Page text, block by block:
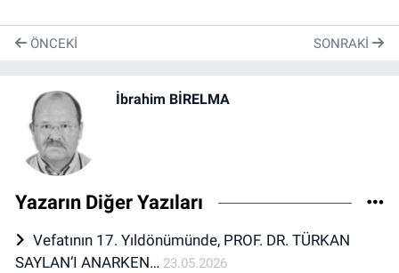
ÖNCEKI SONRAKI
İbrahim BİRELMA
Yazarın Diğer Yazıları
Vefatının 17. Yıldönümünde, PROF. DR. TÜRKAN
SAYLAN’I ANARKEN… 23.05.2026